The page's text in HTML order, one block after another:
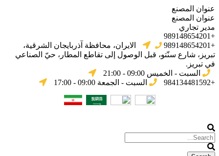
عنوان المصنع
عنوان المصنع
مدير تجاري
+989148654201
+989148654201
الایران، محافظة آذربایجان الشرقیة،
تبریز، شارع سنّتو، قبل الوصول إلى تقاطع المطار، حيّ الصناعي
في تبریز.
السبت - الخميس 09:00 - 21:00
+984134481592
السبت - الجمعة 09:00 - 17:00